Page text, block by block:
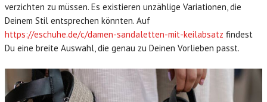
verzichten zu müssen. Es existieren unzählige Variationen, die
Deinem Stil entsprechen könnten. Auf
https://eschuhe.de/c/damen-sandaletten-mit-keilabsatz findest
Du eine breite Auswahl, die genau zu Deinen Vorlieben passt.